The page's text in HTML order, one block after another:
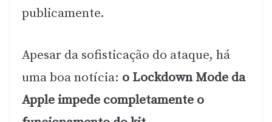
publicamente.
Apesar da sofisticação do ataque, há
uma boa notícia: o Lockdown Mode da
Apple impede completamente o